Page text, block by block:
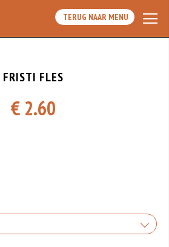
TERUG NAAR MENU
FRISTI FLES
€ 2.60